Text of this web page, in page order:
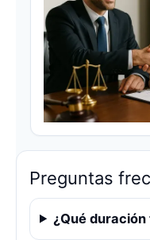
Preguntas
¿Qué